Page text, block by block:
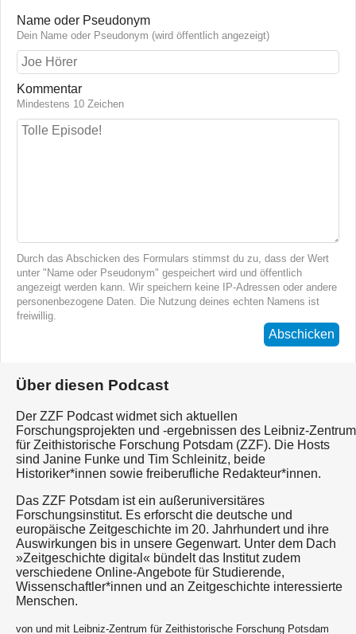
Name oder Pseudonym
Dein Name oder Pseudonym (wird öffentlich angezeigt)
Kommentar
Mindestens 10 Zeichen
Durch das Abschicken des Formulars stimmst du zu, dass der Wert
unter "Name oder Pseudonym" gespeichert wird und öffentlich
angezeigt werden kann. Wir speichern keine IP-Adressen oder andere
personenbezogene Daten. Die Nutzung deines echten Namens ist
freiwillig.
Abschicken
Über diesen Podcast
Der ZZF Podcast widmet sich aktuellen
Forschungsprojekten und -ergebnissen des Leibniz-Zentrum
für Zeithistorische Forschung Potsdam (ZZF). Die Hosts
sind Janine Funke und Tim Schleinitz, beide
Historiker*innen sowie freiberufliche Redakteur*innen.
Das ZZF Potsdam ist ein außer­universitäres
Forschungsinstitut. Es erforscht die deutsche und
europäische Zeitgeschichte im 20. Jahrhundert und ihre
Auswirkungen bis in unsere Gegenwart. Unter dem Dach
»Zeitgeschichte digital« bündelt das Institut zudem
verschiedene Online-Angebote für Studierende,
Wissenschaftler*innen und an Zeitgeschichte interessierte
Menschen.
von und mit Leibniz-Zentrum für Zeithistorische Forschung Potsdam